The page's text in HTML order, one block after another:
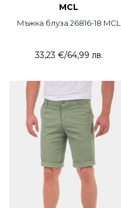
MCL
Мъжка блуза 26816-18 MCL
33,23 €/64,99 лв.